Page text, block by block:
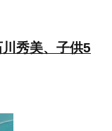
秀美、子供5